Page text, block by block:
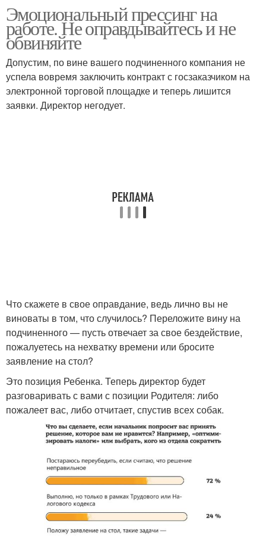
Реакции на прессинг
прессинг
Эмоциональный прессинг на
работе. Не оправдывайтесь и не
обвиняйте
Допустим, по вине вашего подчиненного компания не
успела вовремя заключить контракт с госзаказчиком на
электронной торговой площадке и теперь лишится
заявки. Директор негодует.
Что скажете в свое оправдание, ведь лично вы не
виноваты в том, что случилось? Переложите вину на
подчиненного — пусть отвечает за свое бездействие,
пожалуетесь на нехватку времени или бросите
заявление на стол?
Это позиция Ребенка. Теперь директор будет
разговаривать с вами с позиции Родителя: либо
пожалеет вас, либо отчитает, спустив всех собак.